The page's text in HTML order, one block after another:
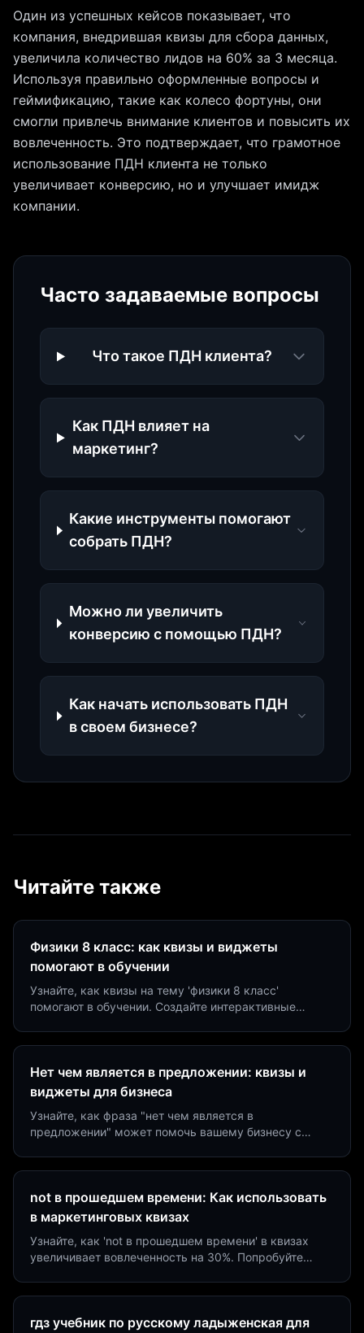
Один из успешных кейсов показывает, что
компания, внедрившая квизы для сбора данных,
увеличила количество лидов на 60% за 3 месяца.
Используя правильно оформленные вопросы и
геймификацию, такие как колесо фортуны, они
смогли привлечь внимание клиентов и повысить их
вовлеченность. Это подтверждает, что грамотное
использование ПДН клиента не только
увеличивает конверсию, но и улучшает имидж
компании.
Часто задаваемые вопросы
Что такое ПДН клиента?
Как ПДН влияет на
маркетинг?
Какие инструменты помогают
собрать ПДН?
Можно ли увеличить
конверсию с помощью ПДН?
Как начать использовать ПДН
в своем бизнесе?
Читайте также
Физики 8 класс: как квизы и виджеты
помогают в обучении
Узнайте, как квизы на тему 'физики 8 класс'
помогают в обучении. Создайте интерактивные
Нет чем является в предложении: квизы и
виджеты для бизнеса
Узнайте, как фраза "нет чем является в
предложении" может помочь вашему бизнесу с
not в прошедшем времени: Как использовать
в маркетинговых квизах
Узнайте, как 'not в прошедшем времени' в квизах
увеличивает вовлеченность на 30%. Попробуйте
гдз учебник по русскому ладыженская для